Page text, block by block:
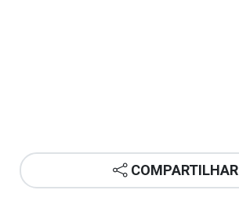
COMPARTILHAR